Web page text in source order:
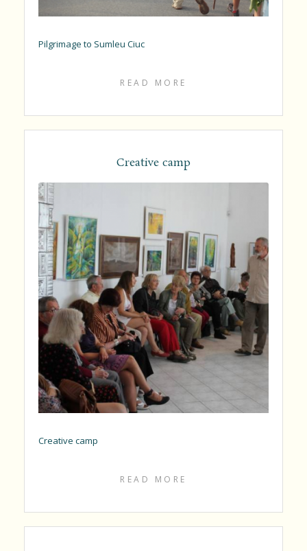
Pilgrimage to Sumleu Ciuc
READ MORE
Creative camp
Creative camp
READ MORE